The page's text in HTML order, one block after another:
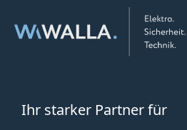
Ihr starker Partner für